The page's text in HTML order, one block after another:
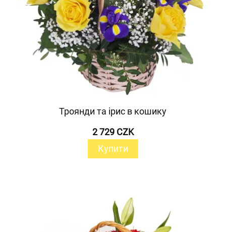
Троянди та ірис в кошику
2 729 CZK
Купити